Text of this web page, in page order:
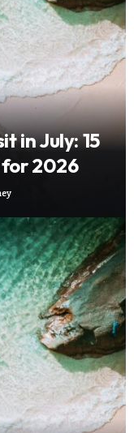
in July: 15
for 2026